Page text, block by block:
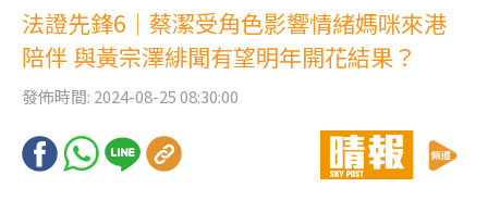
片
法證先鋒6│蔡潔受角色影響情緒媽咪來港
陪伴 與黃宗澤緋聞有望明年開花結果？
發佈時間: 2024-08-25 08:30:00